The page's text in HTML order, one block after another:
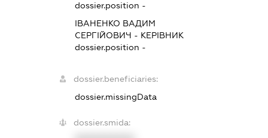
dossier.position -
ІВАНЕНКО ВАДИМ
СЕРГІЙОВИЧ - КЕРІВНИК
dossier.position -
dossier.beneficiaries:
dossier.missingData
dossier.smida: